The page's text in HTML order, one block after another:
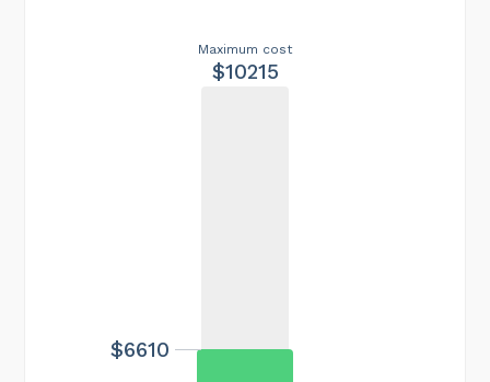
Maximum cost
$10215
$6610